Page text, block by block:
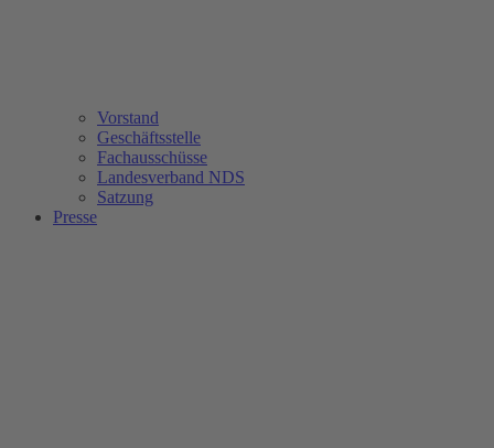
Vorstand
Geschäftsstelle
Fachausschüsse
Landesverband NDS
Satzung
Presse